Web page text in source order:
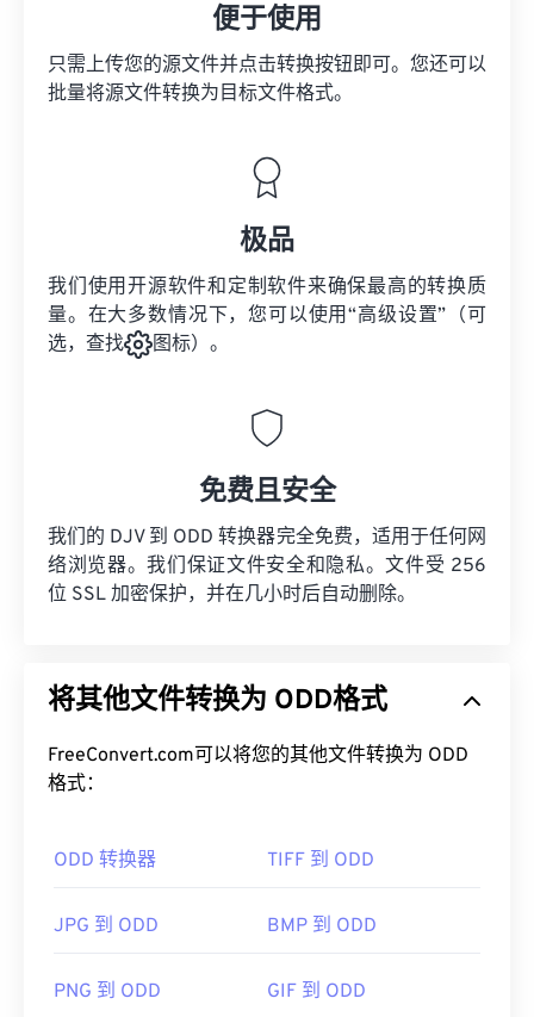
便于使用
只需上传您的源文件并点击转换按钮即可。您还可以
批量将源文件转换为目标文件格式。
极品
我们使用开源软件和定制软件来确保最高的转换质
量。在大多数情况下，您可以使用“高级设置”（可
选，查找
图标）。
免费且安全
我们的 DJV 到 ODD 转换器完全免费，适用于任何网
络浏览器。我们保证文件安全和隐私。文件受 256
位 SSL 加密保护，并在几小时后自动删除。
将其他文件转换为 ODD格式
FreeConvert.com可以将您的其他文件转换为 ODD
格式：
ODD 转换器 TIFF 到 ODD
JPG 到 ODD BMP 到 ODD
PNG 到 ODD GIF 到 ODD